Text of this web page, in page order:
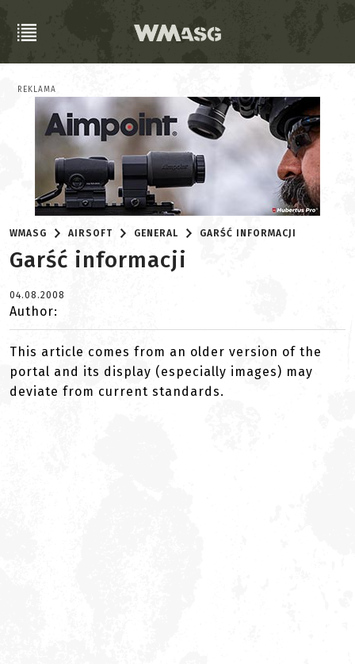
REKLAMA
WMASG AIRSOFT GENERAL GARŚĆ INFORMACJI
Garść informacji
04.08.2008
Author:
This article comes from an older version of the
portal and its display (especially images) may
deviate from current standards.